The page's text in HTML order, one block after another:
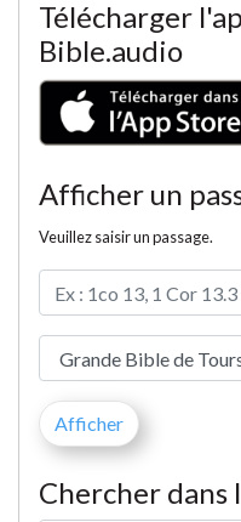
Télécharger
Bible.audio
Afficher un
Veuillez saisir un passage.
Chercher dans